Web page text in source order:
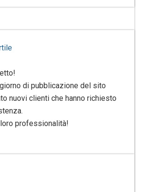
di pubblicazione del sito
nuovi clienti che hanno richiesto
professionalità!